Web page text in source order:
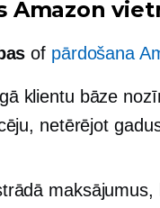
Amazon
of pārdošana
klientu bāze
netērējot